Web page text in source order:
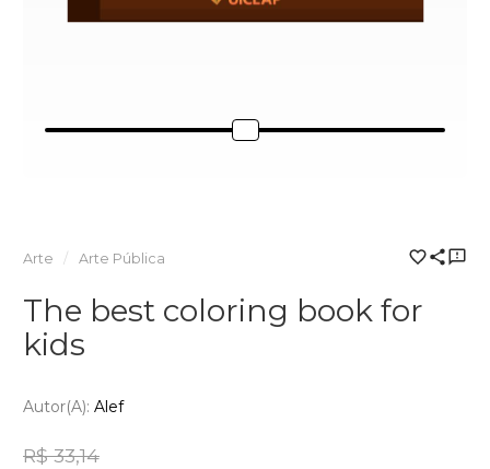
Arte Arte Pública
The best coloring book for
kids
Autor(a): Alef
R$ 33,14